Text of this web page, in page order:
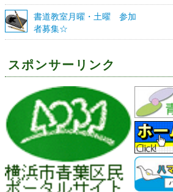
書道教室月曜・土曜 参加
者募集☆
スポンサーリンク